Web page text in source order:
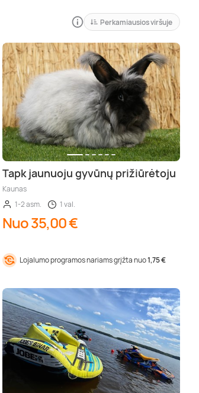
Perkamiausios viršuje
Tapk jaunuoju gyvūnų prižiūrėtoju
Kaunas
1-2 asm.
1 val.
Nuo 35,00 €
Lojalumo programos nariams grįžta nuo1,75 €